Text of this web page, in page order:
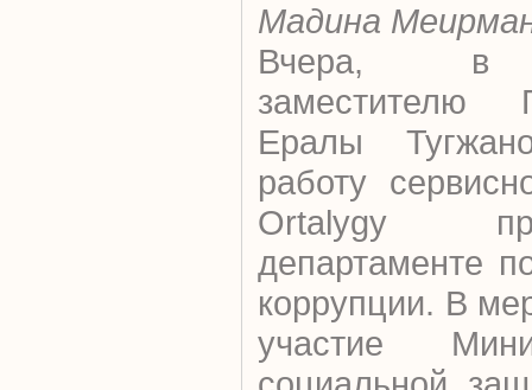
Мадина
заместителю
Ералы
работу
Оrtalygy
департаменте
коррупции. В
участие